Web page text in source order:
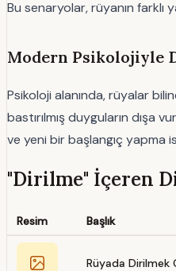
Bu senaryolar, rüyanın farklı
Modern Psikolojiyle
Psikoloji alanında, rüyalar
bastırılmış duyguların dışa
ve yeni bir başlangıç yapma
"Dirilme" İçeren
Resim Başlık
Rüyada Dirilmek